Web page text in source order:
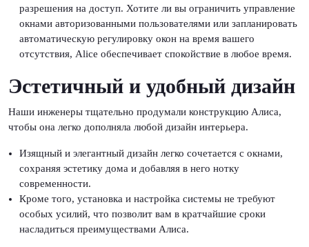
разрешения на доступ. Хотите ли вы ограничить управление
окнами авторизованными пользователями или запланировать
автоматическую регулировку окон на время вашего
отсутствия, Alice обеспечивает спокойствие в любое время.
Эстетичный и удобный дизайн
Наши инженеры тщательно продумали конструкцию Алиса,
чтобы она легко дополняла любой дизайн интерьера.
Изящный и элегантный дизайн легко сочетается с окнами,
сохраняя эстетику дома и добавляя в него нотку
современности.
Кроме того, установка и настройка системы не требуют
особых усилий, что позволит вам в кратчайшие сроки
насладиться преимуществами Алиса.